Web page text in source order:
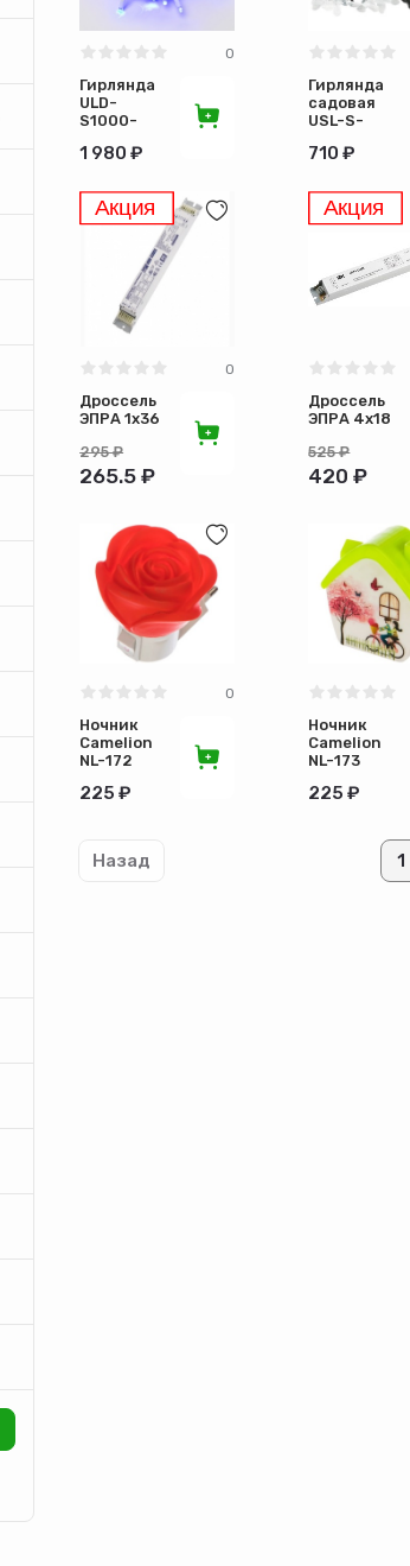
0
Гирлянда
ULD-
S1000-
BLUE 10м
мерцания
1 980 ₽
Гирлянда
садовая
USL-S-
Butterflies
710 ₽
0
Дроссель
ЭПРА 1х36
295 ₽
265.5 ₽
Дроссель
ЭПРА 4х18
525 ₽
420 ₽
0
Ночник
Camelion
NL-172
225 ₽
Ночник
Camelion
NL-173
Домик
225 ₽
Назад 1